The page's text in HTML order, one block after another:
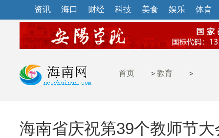
资讯 海口 财经 科技 美食 娱乐 体育
首页 > 教育 >
海南省庆祝第39个教师节